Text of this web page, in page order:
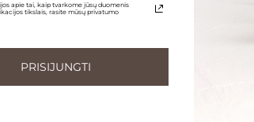
apie tai, kaip tvarkome jūsų duomenis
tikslais, rasite mūsų privatumo
PRISIJUNGTI